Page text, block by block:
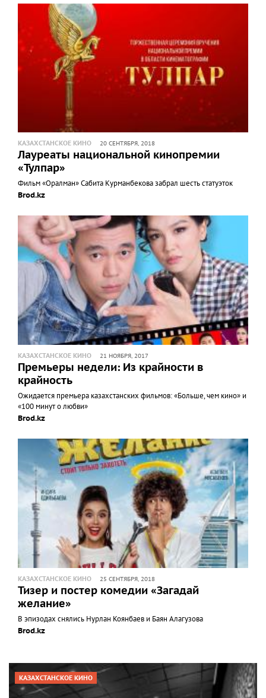
КАЗАХСТАНСКОЕ КИНО 20 СЕНТЯБРЯ, 2018
Лауреаты национальной кинопремии
«Тулпар»
Фильм «Оралман» Сабита Курманбекова забрал шесть статуэток
Brod.kz
КАЗАХСТАНСКОЕ КИНО 21 НОЯБРЯ, 2017
Премьеры недели: Из крайности в
крайность
Ожидается премьера казахстанских фильмов: «Больше, чем кино» и
«100 минут о любви»
Brod.kz
КАЗАХСТАНСКОЕ КИНО 25 СЕНТЯБРЯ, 2018
Тизер и постер комедии «Загадай
желание»
В эпизодах снялись Нурлан Коянбаев и Баян Алагузова
Brod.kz
КАЗАХСТАНСКОЕ КИНО